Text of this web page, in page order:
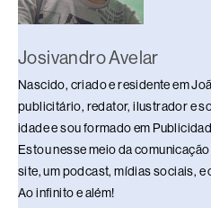
Josivandro Avelar
Nascido, criado e residente em
publicitário, redator, ilustrador e
idade e sou formado em
Estou nesse meio da comunicação
site, um podcast, mídias sociais,
Ao infinito e além!